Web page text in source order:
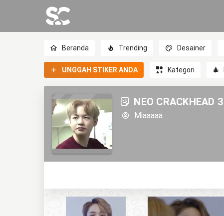
Beranda Trending Desainer
UNGGAH STIKER ANDA Kategori 🎄
NEO CRACKHEAD 3
Miaaaaa